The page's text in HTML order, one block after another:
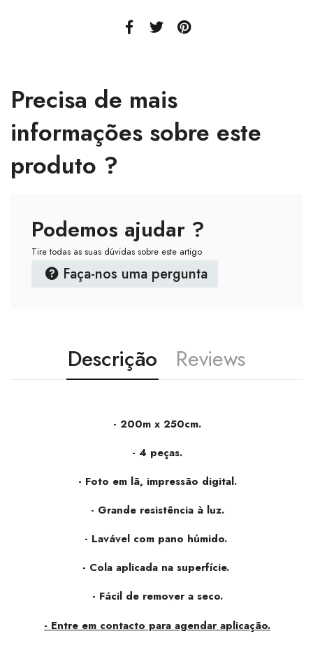
Precisa de mais
informações sobre este
produto ?
Podemos ajudar ?
Tire todas as suas dúvidas sobre este artigo
Faça-nos uma pergunta
Descrição Reviews
- 200m x 250cm.
- 4 peças.
- Foto em lã, impressão digital.
- Grande resistência à luz.
- Lavável com pano húmido.
- Cola aplicada na superfície.
- Fácil de remover a seco.
- Entre em contacto para agendar aplicação.